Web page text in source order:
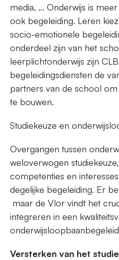
media, … Onderwijs is
ook begeleiding. Leren
socio-emotionele
onderdeel zijn van het
leerplichtonderwijs zijn
begeleidingsdiensten de
partners van de school
te bouwen.
Studiekeuze en
Overgangen tussen
weloverwogen
competenties en
degelijke begeleiding. Er
maar de Vlor vindt het
integreren in een
Versterken van het